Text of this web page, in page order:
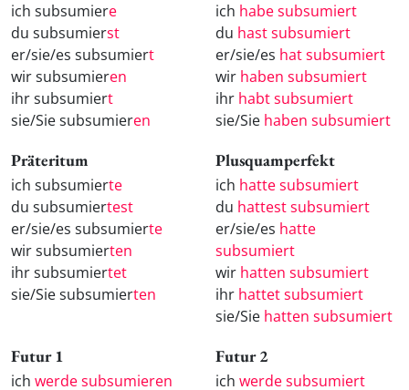
ich subsumiere
du subsumierst
er/sie/es subsumiert
wir subsumieren
ihr subsumiert
sie/Sie subsumieren
ich habe subsumiert
du hast subsumiert
er/sie/es hat subsumiert
wir haben subsumiert
ihr habt subsumiert
sie/Sie haben subsumiert
Präteritum
ich subsumierte
du subsumiertest
er/sie/es subsumierte
wir subsumierten
ihr subsumiertet
sie/Sie subsumierten
Plusquamperfekt
ich hatte subsumiert
du hattest subsumiert
er/sie/es hatte
subsumiert
wir hatten subsumiert
ihr hattet subsumiert
sie/Sie hatten subsumiert
Futur 1
ich werde subsumieren
Futur 2
ich werde subsumiert